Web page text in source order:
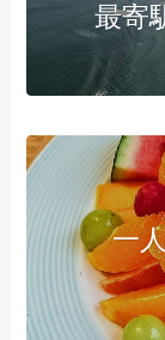
最寄
一